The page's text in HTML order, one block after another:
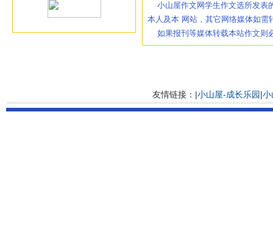
小山屋作文网学生作文选所发表
本人及本 网站，其它网络媒体如需
如果报刊等媒体转载本站作文则
友情链接：|小山屋-成长乐园|小